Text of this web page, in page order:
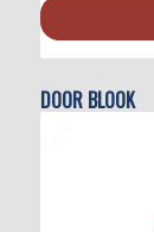
DOOR BLOOK